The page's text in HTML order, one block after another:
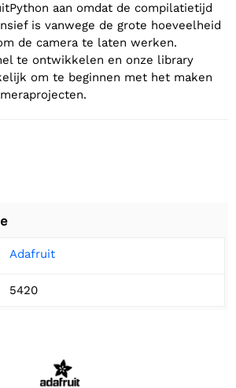
aan omdat de compilatietijd
is vanwege de grote hoeveelheid
de camera te laten werken.
te ontwikkelen en onze library
om te beginnen met het maken
Adafruit
5420